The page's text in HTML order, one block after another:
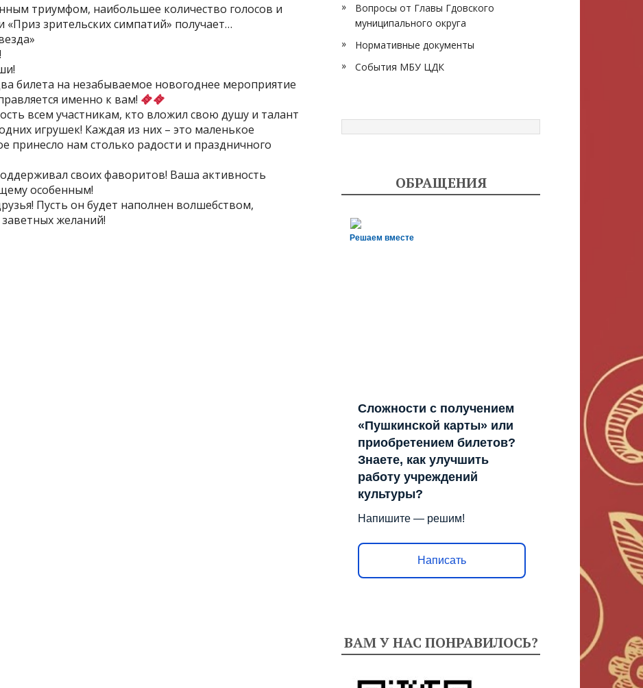
триумфом, наибольшее количество голосов и
зрительских симпатий» получает…
билета на незабываемое новогоднее мероприятие
именно к вам!
всем участникам, кто вложил свою душу и талант
игрушек! Каждая из них – это маленькое
принесло нам столько радости и праздничного
своих фаворитов! Ваша активность
особенным!
Пусть он будет наполнен волшебством,
желаний!
Вопросы от Главы Гдовского
муниципального округа
Нормативные документы
События МБУ ЦДК
ОБРАЩЕНИЯ
Решаем вместе
Сложности с получением
«Пушкинской карты» или
приобретением билетов?
Знаете, как улучшить
работу учреждений
культуры?
Напишите — решим!
Написать
ВАМ У НАС ПОНРАВИЛОСЬ?